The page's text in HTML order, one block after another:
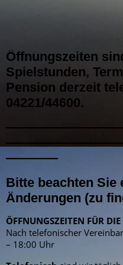
Öffnungszeiten
Spielstunden,
Pension derzeit
04221/44600.
————
Bitte beachten Sie
Änderungen (zu
ÖFFNUNGSZEITEN FÜR
Nach telefonischer
– 18:00 Uhr